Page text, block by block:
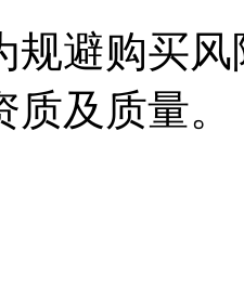
规避购买
及质量。